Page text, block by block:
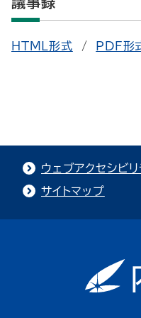
HTML形式 / PDF形
ウェブアクセシビリ
サイトマップ